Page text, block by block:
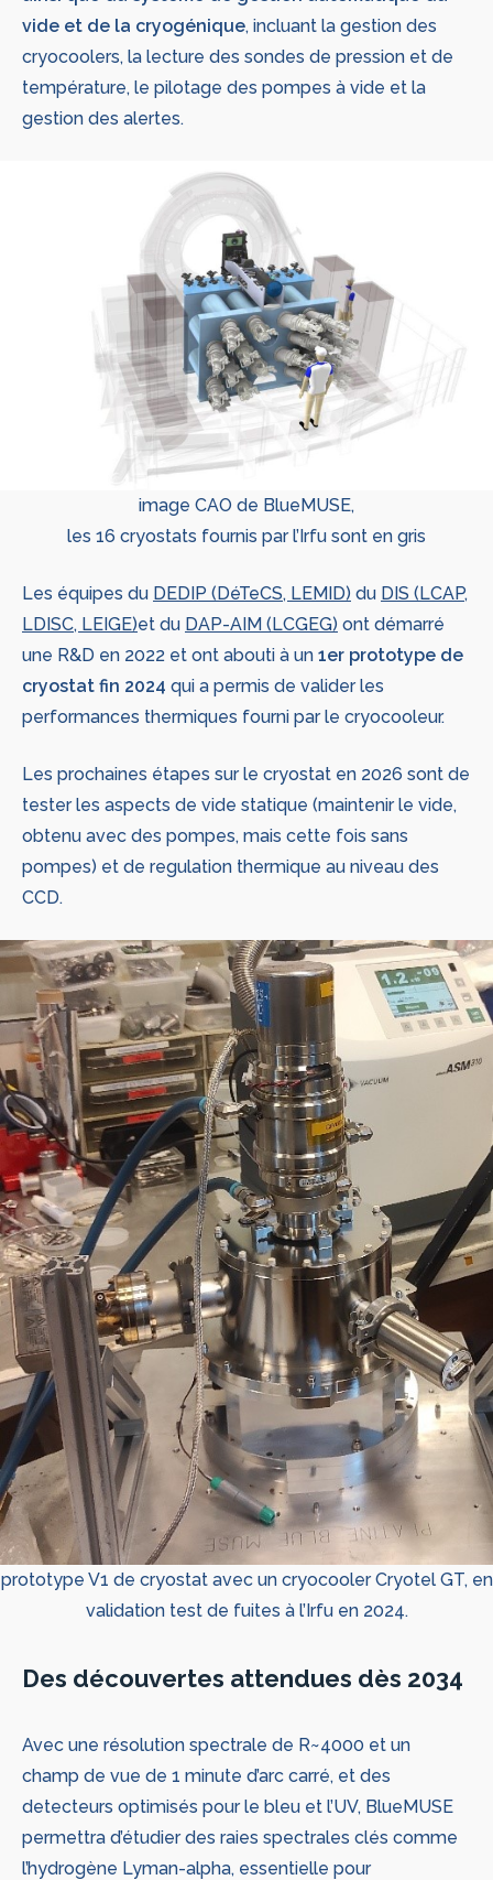
vide et de la cryogénique, incluant la gestion des
cryocoolers, la lecture des sondes de pression et de
température, le pilotage des pompes à vide et la
gestion des alertes.
image CAO de BlueMUSE,
les 16 cryostats fournis par l’Irfu sont en gris
Les équipes du DEDIP (DéTeCS, LEMID) du DIS (LCAP,
LDISC, LEIGE)et du DAP-AIM (LCGEG) ont démarré
une R&D en 2022 et ont abouti à un 1er prototype de
cryostat fin 2024 qui a permis de valider les
performances thermiques fourni par le cryocooleur.
Les prochaines étapes sur le cryostat en 2026 sont de
tester les aspects de vide statique (maintenir le vide,
obtenu avec des pompes, mais cette fois sans
pompes) et de regulation thermique au niveau des
CCD.
prototype V1 de cryostat avec un cryocooler Cryotel GT, en
validation test de fuites à l’Irfu en 2024.
Des découvertes attendues dès 2034
Avec une résolution spectrale de R~4000 et un
champ de vue de 1 minute d’arc carré, et des
detecteurs optimisés pour le bleu et l’UV, BlueMUSE
permettra d’étudier des raies spectrales clés comme
l’hydrogène Lyman-alpha, essentielle pour